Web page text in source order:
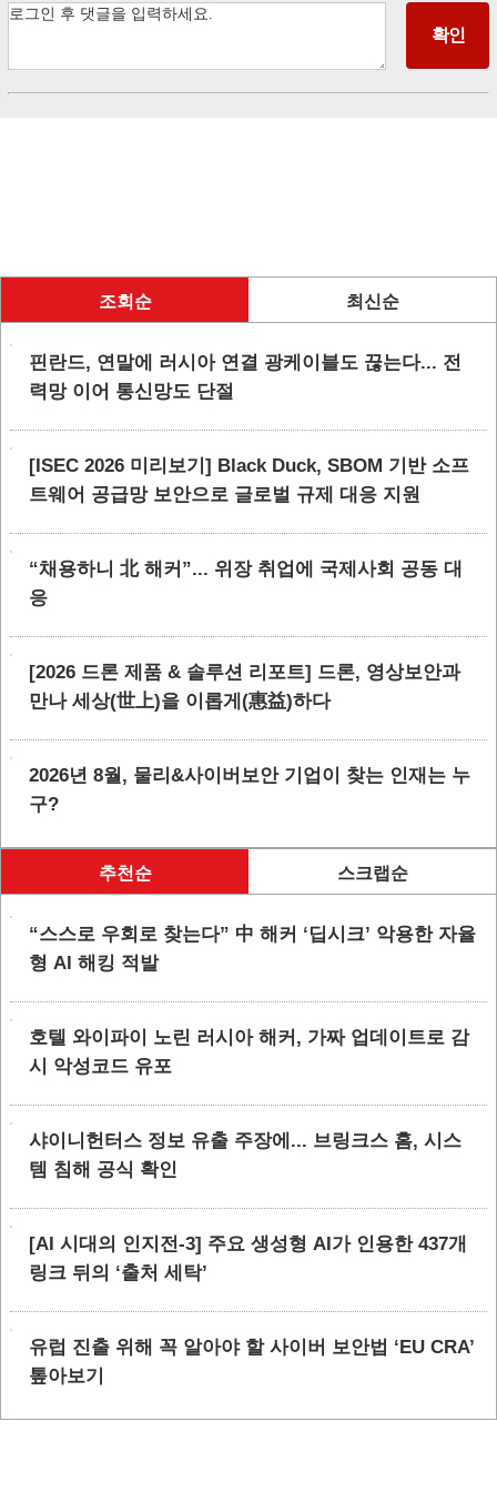
조회순 최신순
핀란드, 연말에 러시아 연결 광케이블도 끊는다... 전
력망 이어 통신망도 단절
[ISEC 2026 미리보기] Black Duck, SBOM 기반 소프
트웨어 공급망 보안으로 글로벌 규제 대응 지원
“채용하니 北 해커”... 위장 취업에 국제사회 공동 대
응
[2026 드론 제품 & 솔루션 리포트] 드론, 영상보안과
만나 세상(世上)을 이롭게(惠益)하다
2026년 8월, 물리&사이버보안 기업이 찾는 인재는 누
구?
추천순 스크랩순
“스스로 우회로 찾는다” 中 해커 ‘딥시크’ 악용한 자율
형 AI 해킹 적발
호텔 와이파이 노린 러시아 해커, 가짜 업데이트로 감
시 악성코드 유포
샤이니헌터스 정보 유출 주장에... 브링크스 홈, 시스
템 침해 공식 확인
[AI 시대의 인지전-3] 주요 생성형 AI가 인용한 437개
링크 뒤의 ‘출처 세탁’
유럽 진출 위해 꼭 알아야 할 사이버 보안법 ‘EU CRA’
톺아보기